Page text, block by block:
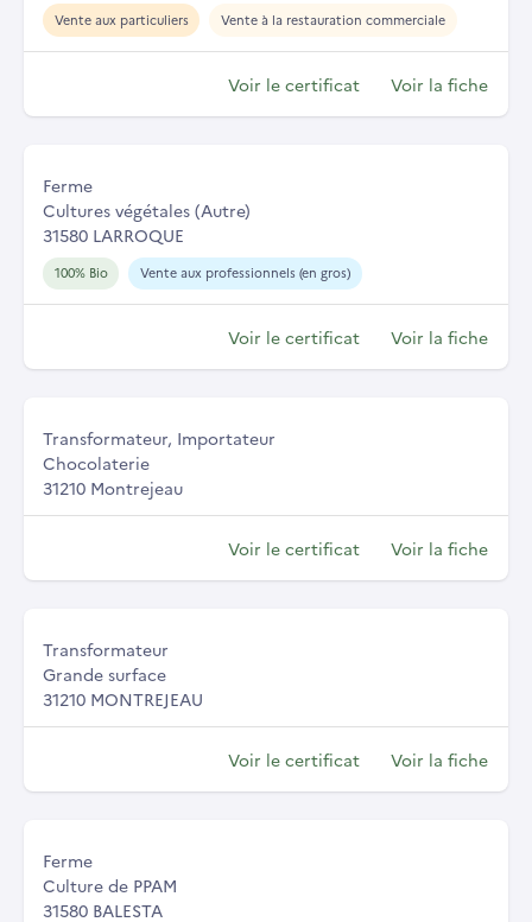
Vente aux particuliers Vente à la restauration commerciale
Voir le certificat Voir la fiche
Ferme
Cultures végétales (Autre)
31580 LARROQUE
100% Bio Vente aux professionnels (en gros)
Voir le certificat Voir la fiche
Transformateur, Importateur
Chocolaterie
31210 Montrejeau
Voir le certificat Voir la fiche
Transformateur
Grande surface
31210 MONTREJEAU
Voir le certificat Voir la fiche
Ferme
Culture de PPAM
31580 BALESTA